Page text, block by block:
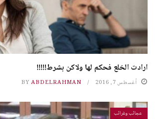
ارادت الخلع فحكم لها ولاكن بشرط!!!!!
أغسطس 7, 2016 BY ABDELRAHMAN
عجائب وغرائب